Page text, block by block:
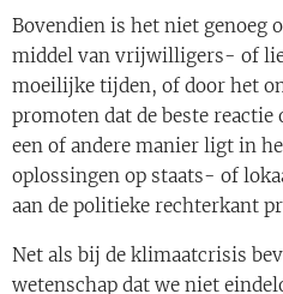
Bovendien is het niet genoeg
middel van vrijwilligers- of
moeilijke tijden, of door het
promoten dat de beste reactie
een of andere manier ligt in
oplossingen op staats- of
aan de politieke rechterkant
Net als bij de klimaatcrisis
wetenschap dat we niet